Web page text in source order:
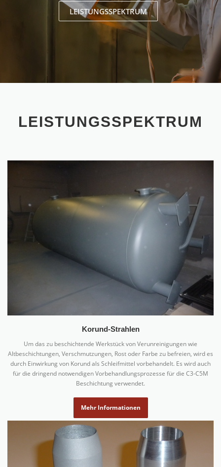
LEISTUNGSSPEKTRUM
LEISTUNGSSPEKTRUM
Korund-Strahlen
Um das zu beschichtende Werkstück von Verunreinigungen wie
Altbeschichtungen, Verschmutzungen, Rost oder Farbe zu befreien, wird es
durch Einwirkung von Korund als Schleifmittel vorbehandelt. Es wird auch
für die dringend notwendigen Vorbehandlungsprozesse für die C3-C5M
Beschichtung verwendet.
Mehr Informationen